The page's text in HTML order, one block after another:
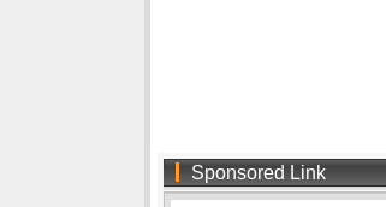
Sponsored Link